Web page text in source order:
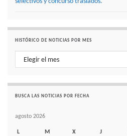
HISTÓRICO DE NOTICIAS POR MES
Histórico de noticias por mes
BUSCA LAS NOTICIAS POR FECHA
agosto 2026
L M X J